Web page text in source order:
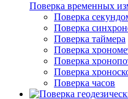
Поверка временных
Поверка
Поверка
Поверка таймера
Поверка
Поверка
Поверка
Поверка часов